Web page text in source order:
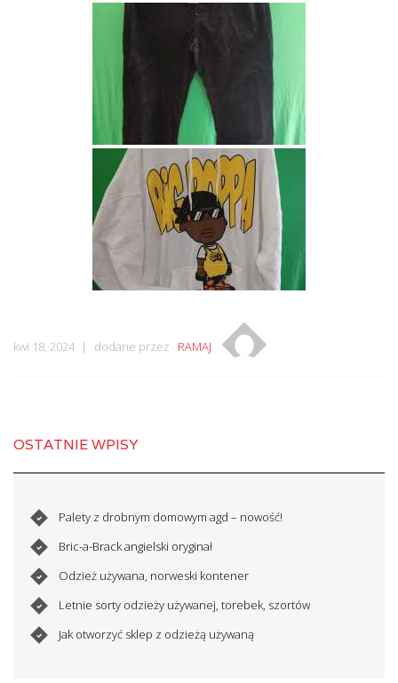
kwi 18, 2024 dodane przez RAMAJ
OSTATNIE WPISY
Palety z drobnym domowym agd – nowość!
Bric-a-Brack angielski oryginał
Odzież używana, norweski kontener
Letnie sorty odzieży używanej, torebek, szortów
Jak otworzyć sklep z odzieżą używaną